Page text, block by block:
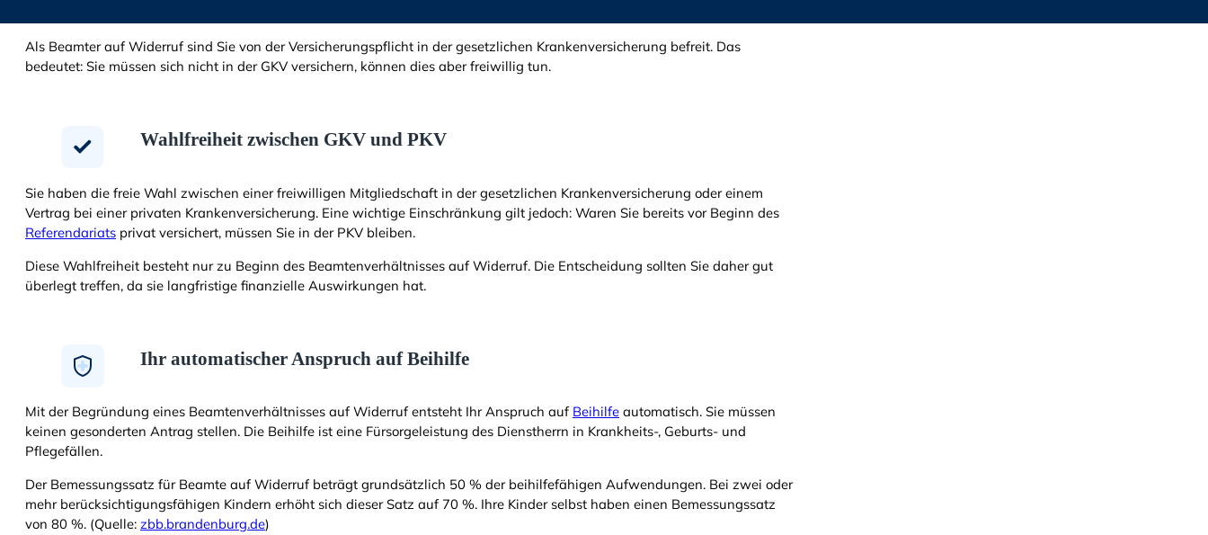
Als Beamter auf Widerruf sind Sie von der Versicherungspflicht in der gesetzlichen Krankenversicherung befreit. Das
bedeutet: Sie müssen sich nicht in der GKV versichern, können dies aber freiwillig tun.
Wahlfreiheit zwischen GKV und PKV
Sie haben die freie Wahl zwischen einer freiwilligen Mitgliedschaft in der gesetzlichen Krankenversicherung oder einem
Vertrag bei einer privaten Krankenversicherung. Eine wichtige Einschränkung gilt jedoch: Waren Sie bereits vor Beginn des
Referendariats privat versichert, müssen Sie in der PKV bleiben.
Diese Wahlfreiheit besteht nur zu Beginn des Beamtenverhältnisses auf Widerruf. Die Entscheidung sollten Sie daher gut
überlegt treffen, da sie langfristige finanzielle Auswirkungen hat.
Ihr automatischer Anspruch auf Beihilfe
Mit der Begründung eines Beamtenverhältnisses auf Widerruf entsteht Ihr Anspruch auf Beihilfe automatisch. Sie müssen
keinen gesonderten Antrag stellen. Die Beihilfe ist eine Fürsorgeleistung des Dienstherrn in Krankheits-, Geburts- und
Pflegefällen.
Der Bemessungssatz für Beamte auf Widerruf beträgt grundsätzlich 50 % der beihilfefähigen Aufwendungen. Bei zwei oder
mehr berücksichtigungsfähigen Kindern erhöht sich dieser Satz auf 70 %. Ihre Kinder selbst haben einen Bemessungssatz
von 80 %. (Quelle: zbb.brandenburg.de)